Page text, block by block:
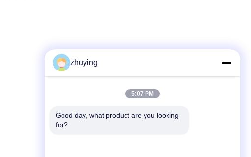
tele
zhuying
5:07 PM
Good day, what product are you looking
for?